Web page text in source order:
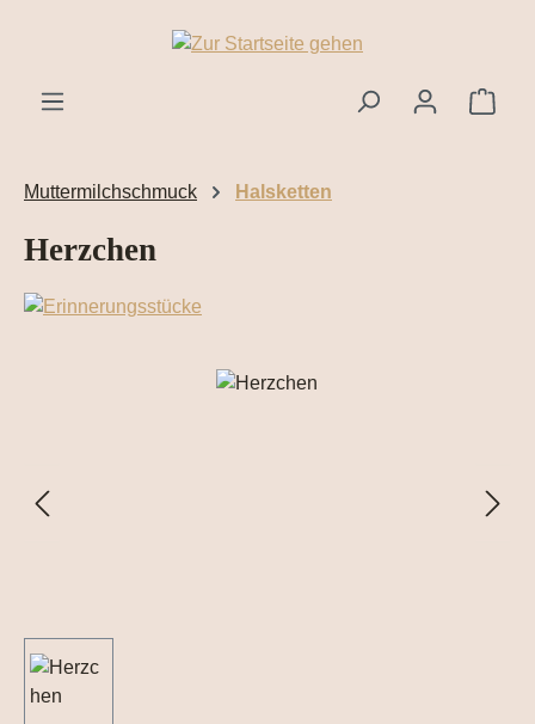
Zum Hauptinhalt springen
Muttermilchschmuck Halsketten
Herzchen
Bildergalerie überspringen